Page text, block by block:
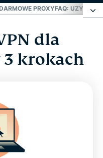
PROXYFAQ: UZYSKAJ
w 3 krokach
jest lepszy niż
z VPN
dla
3 krokach